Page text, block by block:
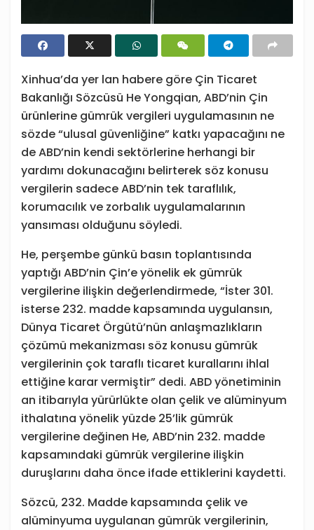
Xinhua’da yer lan habere göre Çin Ticaret
Bakanlığı Sözcüsü He Yongqian, ABD’nin Çin
ürünlerine gümrük vergileri uygulamasının ne
sözde “ulusal güvenliğine” katkı yapacağını ne
de ABD’nin kendi sektörlerine herhangi bir
yardımı dokunacağını belirterek söz konusu
vergilerin sadece ABD’nin tek taraflılık,
korumacılık ve zorbalık uygulamalarının
yansıması olduğunu söyledi.
He, perşembe günkü basın toplantısında
yaptığı ABD’nin Çin’e yönelik ek gümrük
vergilerine ilişkin değerlendirmede, “İster 301.
isterse 232. madde kapsamında uygulansın,
Dünya Ticaret Örgütü’nün anlaşmazlıkların
çözümü mekanizması söz konusu gümrük
vergilerinin çok taraflı ticaret kurallarını ihlal
ettiğine karar vermiştir” dedi. ABD yönetiminin
an itibarıyla yürürlükte olan çelik ve alüminyum
ithalatına yönelik yüzde 25’lik gümrük
vergilerine değinen He, ABD’nin 232. madde
kapsamındaki gümrük vergilerine ilişkin
duruşlarını daha önce ifade ettiklerini kaydetti.
Sözcü, 232. Madde kapsamında çelik ve
alüminyuma uygulanan gümrük vergilerinin,